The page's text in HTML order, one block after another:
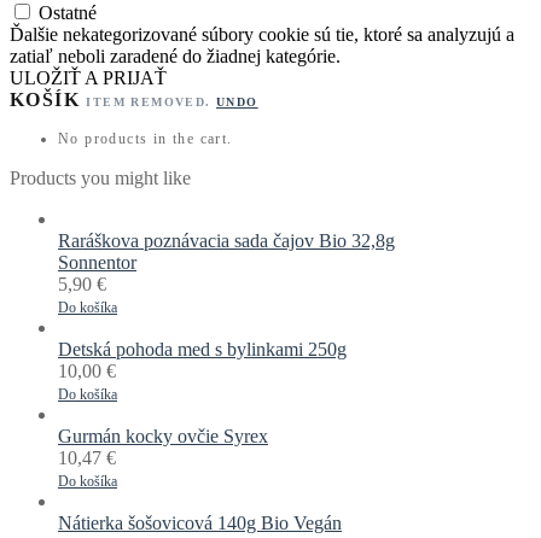
Ostatné
Ďalšie nekategorizované súbory cookie sú tie, ktoré sa analyzujú a
zatiaľ neboli zaradené do žiadnej kategórie.
ULOŽIŤ A PRIJAŤ
KOŠÍKITEM REMOVED.UNDO
No products in the cart.
Products you might like
Raráškova poznávacia sada čajov Bio 32,8g
Sonnentor
5,90 €
Do košíka
Detská pohoda med s bylinkami 250g
10,00 €
Do košíka
Gurmán kocky ovčie Syrex
10,47 €
Do košíka
Nátierka šošovicová 140g Bio Vegán